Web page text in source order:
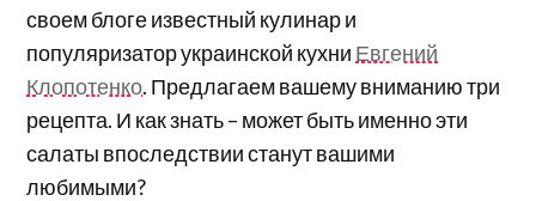
своем блоге известный кулинар и
популяризатор украинской кухни Евгений
Клопотенко. Предлагаем вашему вниманию три
рецепта. И как знать – может быть именно эти
салаты впоследствии станут вашими
любимыми?